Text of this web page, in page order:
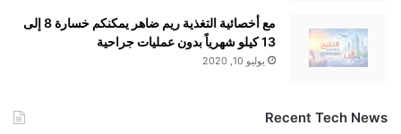
نشر لأول مرة على: yalebnan.org
الكاتب: ahmadsh
مع أخصائية التغذية ريم ضاهر يمكنكم خسارة 8 إلى
13 كيلو شهرياً بدون عمليات جراحية
يوليو 10, 2020
Recent Tech News